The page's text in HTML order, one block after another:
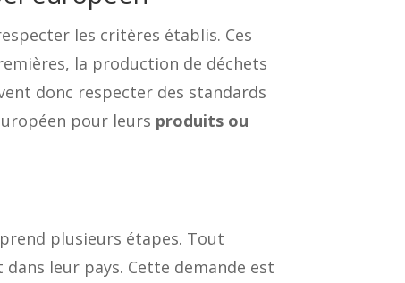
les critères établis. Ces
la production de déchets
donc respecter des standards
pour leurs produits ou
plusieurs étapes. Tout
leur pays. Cette demande est